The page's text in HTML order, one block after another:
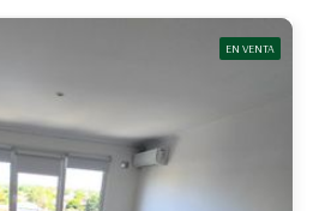
EN VENTA